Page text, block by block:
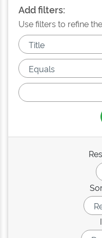
Add filters:
Use filters to refine